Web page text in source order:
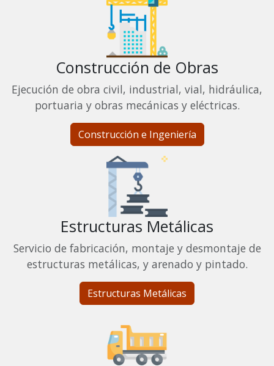
Construcción de Obras
Ejecución de obra civil, industrial, vial, hidráulica,
portuaria y obras mecánicas y eléctricas.
Construcción e Ingeniería
Estructuras Metálicas
Servicio de fabricación, montaje y desmontaje de
estructuras metálicas, y arenado y pintado.
Estructuras Metálicas